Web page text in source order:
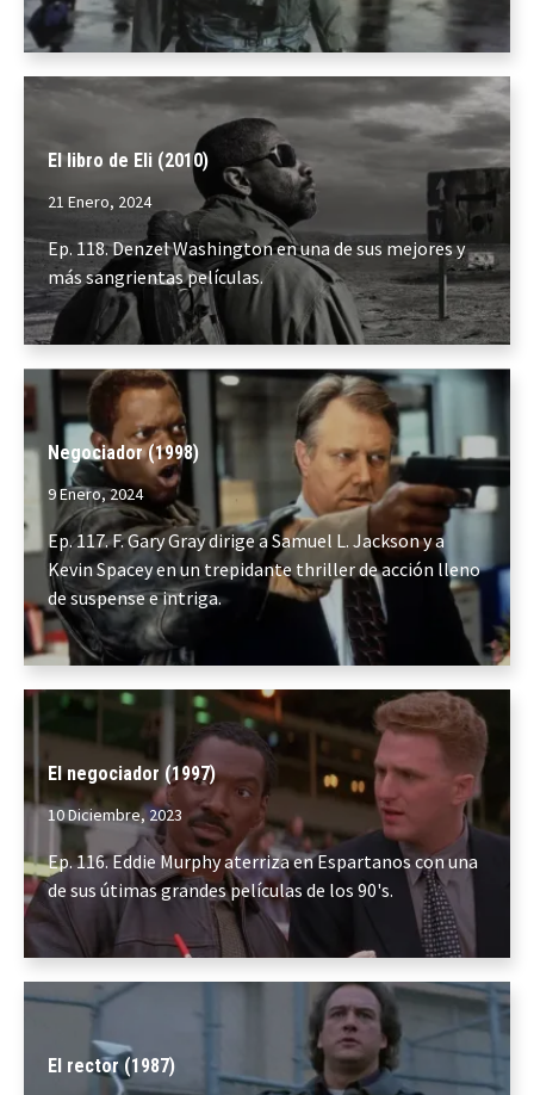
El libro de Eli (2010)
21 Enero, 2024
Ep. 118. Denzel Washington en una de sus mejores y
más sangrientas películas.
Negociador (1998)
9 Enero, 2024
Ep. 117. F. Gary Gray dirige a Samuel L. Jackson y a
Kevin Spacey en un trepidante thriller de acción lleno
de suspense e intriga.
El negociador (1997)
10 Diciembre, 2023
Ep. 116. Eddie Murphy aterriza en Espartanos con una
de sus útimas grandes películas de los 90's.
El rector (1987)